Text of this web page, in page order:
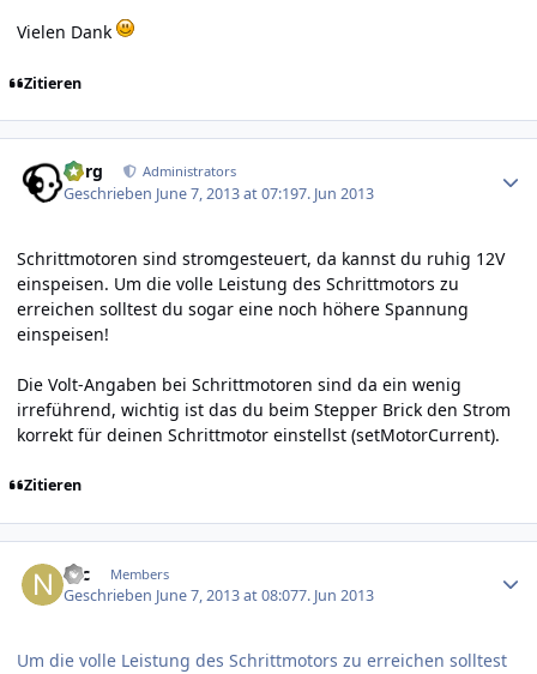
Vielen Dank
Zitieren
borg Administrators
Geschrieben June 7, 2013 at 07:197. Jun 2013
Schrittmotoren sind stromgesteuert, da kannst du ruhig 12V
einspeisen. Um die volle Leistung des Schrittmotors zu
erreichen solltest du sogar eine noch höhere Spannung
einspeisen!
Die Volt-Angaben bei Schrittmotoren sind da ein wenig
irreführend, wichtig ist das du beim Stepper Brick den Strom
korrekt für deinen Schrittmotor einstellst (setMotorCurrent).
Zitieren
Nic Members
Geschrieben June 7, 2013 at 08:077. Jun 2013
Um die volle Leistung des Schrittmotors zu erreichen solltest